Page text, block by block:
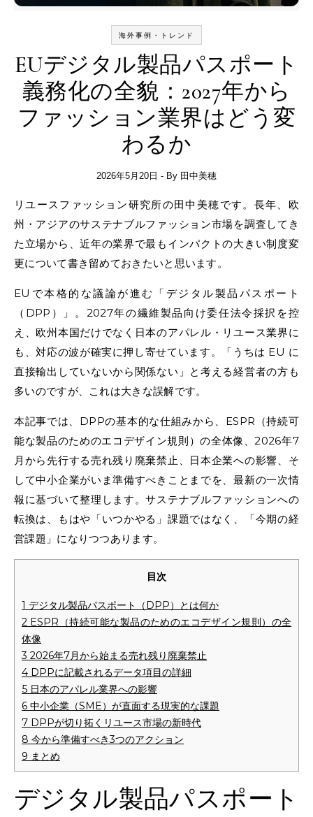
海外事例・トレンド
EUデジタル製品パスポート
義務化の全貌：2027年から
ファッション業界はどう変
わるか
2026年5月20日 - By 田中美穂
リユースファッション研究所の田中美穂です。長年、欧
州・アジアのサステナブルファッション市場を調査してき
た立場から、近年の業界で最もインパクトの大きい制度変
更について書き留めておきたいと思います。
EUで本格的な議論が進む「デジタル製品パスポート
（DPP）」。2027年の繊維製品向け委任法令採択を控
え、欧州本国だけでなく日本のアパレル・リユース業界に
も、対応の波が確実に押し寄せています。「うちは EU に
直接輸出していないから関係ない」と考える経営者の方も
多いのですが、これは大きな誤解です。
本記事では、DPPの基本的な仕組みから、ESPR（持続可
能な製品のためのエコデザイン規則）の全体像、2026年7
月から先行する売れ残り廃棄禁止、日本企業への影響、そ
して中小企業がいま準備すべきことまでを、最新の一次情
報に基づいて整理します。サステナブルファッションへの
転換は、もはや「いつかやる」課題ではなく、「今期の経
営課題」になりつつあります。
目次
1 デジタル製品パスポート（DPP）とは何か
2 ESPR（持続可能な製品のためのエコデザイン規則）の全
体像
3 2026年7月から始まる売れ残り廃棄禁止
4 DPPに記載されるデータ項目の詳細
5 日本のアパレル業界への影響
6 中小企業（SME）が直面する現実的な課題
7 DPPが切り拓くリユース市場の新時代
8 今から準備すべき3つのアクション
9 まとめ
デジタル製品パスポート